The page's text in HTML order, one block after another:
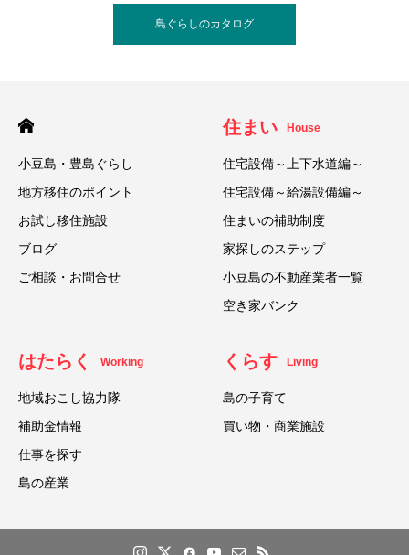
島ぐらしのカタログ
小豆島・豊島ぐらし
地方移住のポイント
お試し移住施設
ブログ
ご相談・お問合せ
住まい House
住宅設備～上下水道編～
住宅設備～給湯設備編～
住まいの補助制度
家探しのステップ
小豆島の不動産業者一覧
空き家バンク
はたらく Working
地域おこし協力隊
補助金情報
仕事を探す
島の産業
くらす Living
島の子育て
買い物・商業施設